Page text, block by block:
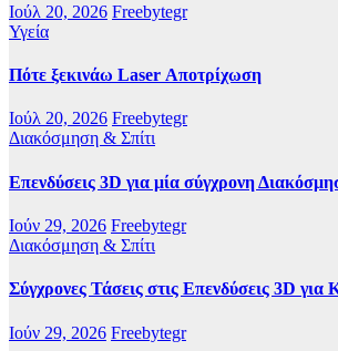
Ιούλ 20, 2026 Freebytegr
Υγεία
Πότε ξεκινάω Laser Αποτρίχωση
Ιούλ 20, 2026 Freebytegr
Διακόσμηση & Σπίτι
Επενδύσεις 3D για μία σύγχρονη
Ιούν 29, 2026 Freebytegr
Διακόσμηση & Σπίτι
Σύγχρονες Τάσεις στις Επενδύσεις 3D για
Ιούν 29, 2026 Freebytegr